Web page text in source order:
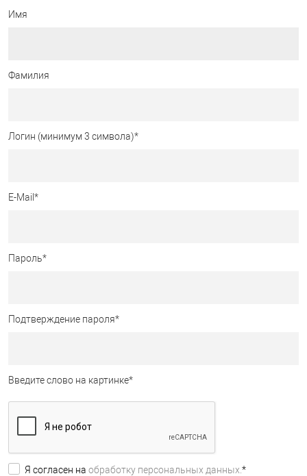
Имя
Фамилия
Логин (минимум 3 символа)*
E-Mail *
Пароль*
Подтверждение пароля*
Введите слово на картинке*
Я согласен на обработку персональных данных. *